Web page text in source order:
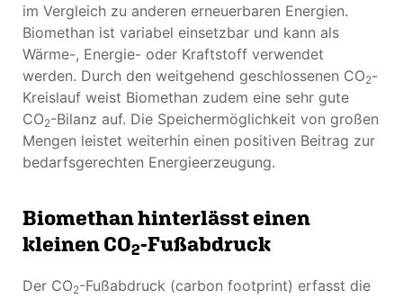
im Vergleich zu anderen erneuerbaren Energien.
Biomethan ist variabel einsetzbar und kann als
Wärme-, Energie- oder Kraftstoff verwendet
werden. Durch den weitgehend geschlossenen CO2-
Kreislauf weist Biomethan zudem eine sehr gute
CO2-Bilanz auf. Die Speichermöglichkeit von großen
Mengen leistet weiterhin einen positiven Beitrag zur
bedarfsgerechten Energieerzeugung.
Biomethan hinterlässt einen
kleinen CO2-Fußabdruck
Der CO2-Fußabdruck (carbon footprint) erfasst die